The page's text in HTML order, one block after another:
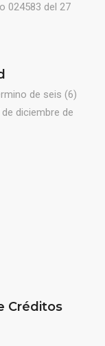
024583 del 27
de seis (6)
diciembre de
Créditos